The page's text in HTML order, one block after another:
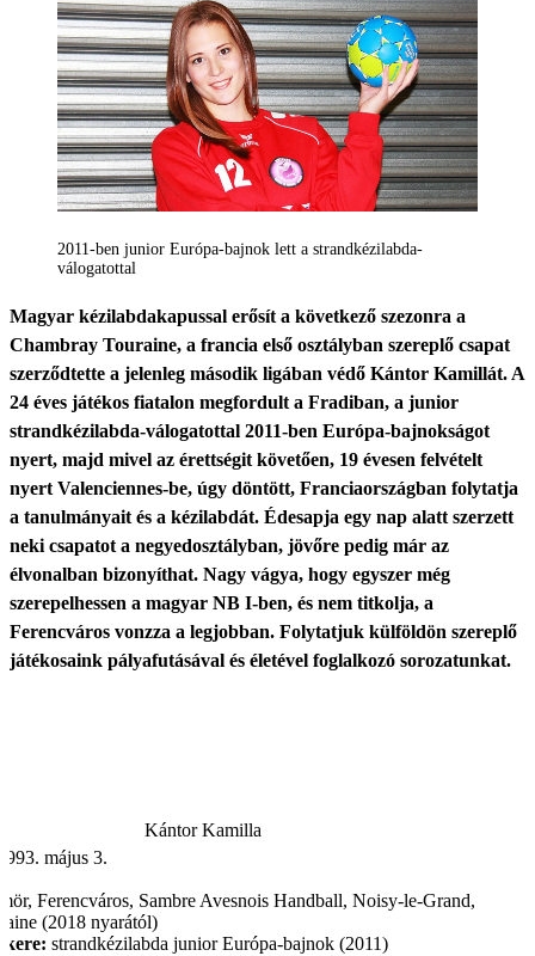
2011-ben junior Európa-bajnok lett a strandkézilabda-
válogatottal
Magyar kézilabdakapussal erősít a következő szezonra a
Chambray Touraine, a francia első osztályban szereplő csapat
szerződtette a jelenleg második ligában védő Kántor Kamillát. A
24 éves játékos fiatalon megfordult a Fradiban, a junior
strandkézilabda-válogatottal 2011-ben Európa-bajnokságot
nyert, majd mivel az érettségit követően, 19 évesen felvételt
nyert Valenciennes-be, úgy döntött, Franciaországban folytatja
a tanulmányait és a kézilabdát. Édesapja egy nap alatt szerzett
neki csapatot a negyedosztályban, jövőre pedig már az
élvonalban bizonyíthat. Nagy vágya, hogy egyszer még
szerepelhessen a magyar NB I-ben, és nem titkolja, a
Ferencváros vonzza a legjobban. Folytatjuk külföldön szereplő
játékosaink pályafutásával és életével foglalkozó sorozatunkat.
Kántor Kamilla
május 3.
Ferencváros, Sambre Avesnois Handball, Noisy-le-Grand,
(2018 nyarától)
strandkézilabda junior Európa-bajnok (2011)